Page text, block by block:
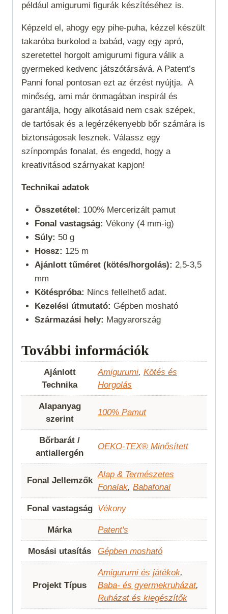
például amigurumi figurák készítéséhez is.
Képzeld el, ahogy egy pihe-puha, kézzel készült
takaróba burkolod a babád, vagy egy apró,
szeretettel horgolt amigurumi figura válik a
gyermeked kedvenc játszótársává. A Patent’s
Panni fonal pontosan ezt az érzést nyújtja. A
minőség, ami már önmagában inspirál és
garantálja, hogy alkotásaid nem csak szépek,
de tartósak és a legérzékenyebb bőr számára is
biztonságosak lesznek. Válassz egy
színpompás fonalat, és engedd, hogy a
kreativitásod szárnyakat kapjon!
Technikai adatok
Összetétel: 100% Mercerizált pamut
Fonal vastagság: Vékony (4 mm-ig)
Súly: 50 g
Hossz: 125 m
Ajánlott tűméret (kötés/horgolás): 2,5-3,5
mm
Kötéspróba: Nincs fellelhető adat.
Kezelési útmutató: Gépben mosható
Származási hely: Magyarország
További információk
Ajánlott
Technika
Amigurumi, Kötés és
Horgolás
Alapanyag
szerint
100% Pamut
Bőrbarát /
antiallergén
OEKO-TEX® Minősített
Fonal Jellemzők
Alap & Természetes
Fonalak, Babafonal
Fonal vastagság Vékony
Márka Patent's
Mosási utasítás Gépben mosható
Projekt Típus
Amigurumi és játékok,
Baba- és gyermekruházat,
Ruházat és kiegészítők